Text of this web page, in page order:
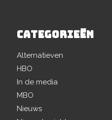
CATEGORIEËN
Alternatieven
HBO
In de media
MBO
Nieuws